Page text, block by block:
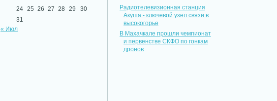
24 25 26 27 28 29
30
31
« Июл
Радиотелевизионная станция
Акуша - ключевой узел связи в
высокогорье
В Махачкале прошли чемпионат
и первенстве СКФО по гонкам
дронов